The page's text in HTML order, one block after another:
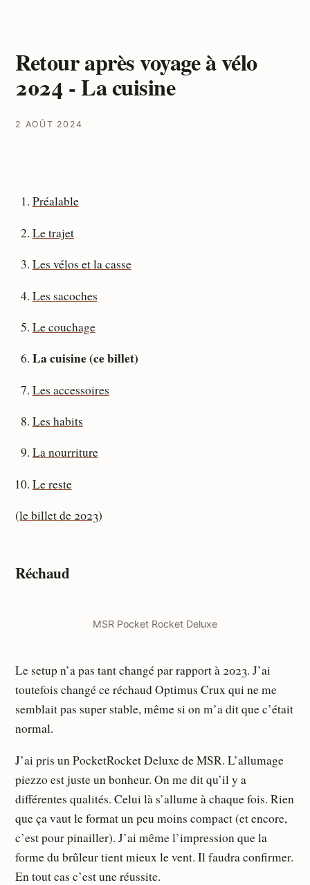
Retour après voyage à vélo
2024 - La cuisine
2 AOÛT 2024
Préalable
Le trajet
Les vélos et la casse
Les sacoches
Le couchage
La cuisine (ce billet)
Les accessoires
Les habits
La nourriture
Le reste
(le billet de 2023)
Réchaud
MSR Pocket Rocket Deluxe
Le setup n’a pas tant changé par rapport à 2023. J’ai
toutefois changé ce réchaud Optimus Crux qui ne me
semblait pas super stable, même si on m’a dit que c’était
normal.
J’ai pris un PocketRocket Deluxe de MSR. L’allumage
piezzo est juste un bonheur. On me dit qu’il y a
différentes qualités. Celui là s’allume à chaque fois. Rien
que ça vaut le format un peu moins compact (et encore,
c’est pour pinailler). J’ai même l’impression que la
forme du brûleur tient mieux le vent. Il faudra confirmer.
En tout cas c’est une réussite.